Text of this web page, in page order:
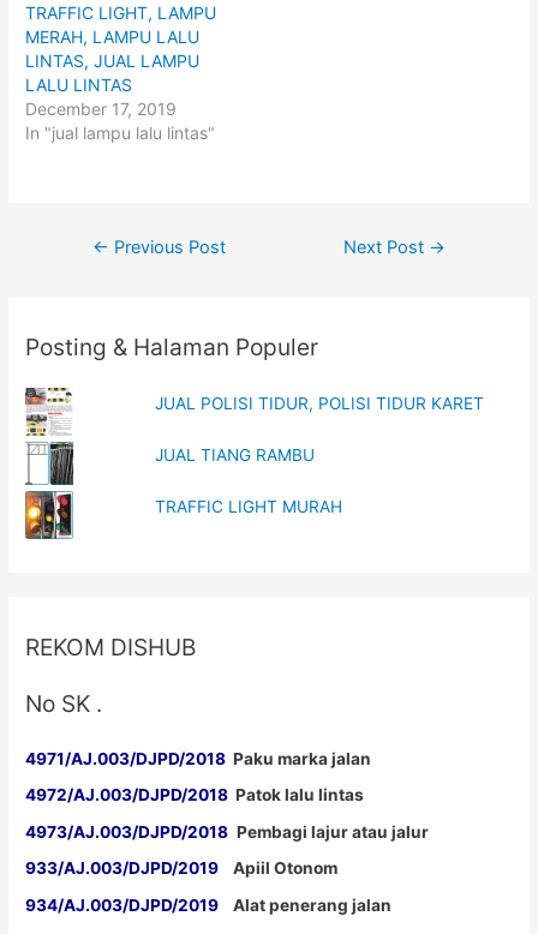
r
(
O
p
e
n
s
i
n
n
o
k
(
O
p
e
n
s
i
n
d
o
TRAFFIC LIGHT, LAMPU
MERAH, LAMPU LALU
LINTAS, JUAL LAMPU
LALU LINTAS
December 17, 2019
In "jual lampu lalu lintas"
Post
← Previous Post Next Post →
Posting & Halaman Populer
JUAL POLISI TIDUR, POLISI TIDUR KARET
JUAL TIANG RAMBU
TRAFFIC LIGHT MURAH
REKOM DISHUB
No SK .
4971/AJ.003/DJPD/2018 Paku marka jalan
4972/AJ.003/DJPD/2018 Patok lalu lintas
4973/AJ.003/DJPD/2018 Pembagi lajur atau jalur
933/AJ.003/DJPD/2019 Apiil Otonom
934/AJ.003/DJPD/2019 Alat penerang jalan